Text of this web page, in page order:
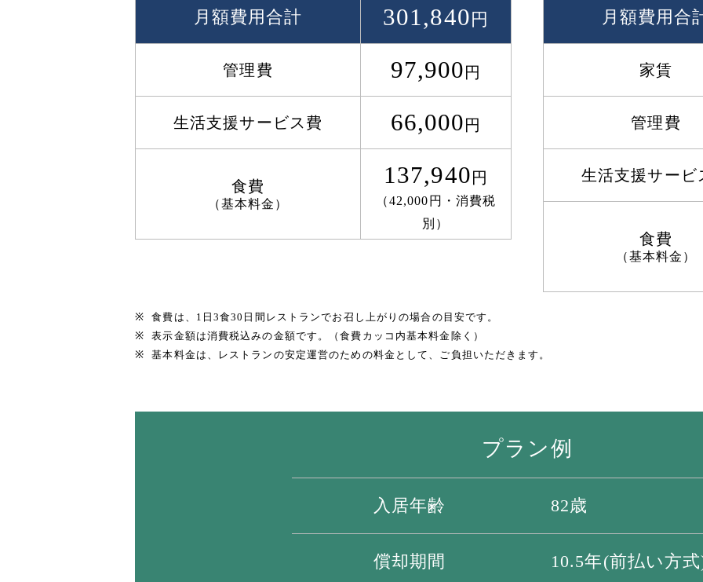
月額費用合計 301,840 円
管理費 97,900 円
生活支援サービス費 66,000 円
食費
（基本料金）
137,940 円
（42,000円・消費税
別）
月額費用合
家賃
管理費
生活支援サービ
食費
（基本料金）
食費は、1日3食30日間レストランでお召し上がりの場合の目安です。
表示金額は消費税込みの金額です。（食費カッコ内基本料金除く）
基本料金は、レストランの安定運営のための料金として、ご負担いただきます。
プラン例
入居年齢 82歳
償却期間 10.5年(前払い方